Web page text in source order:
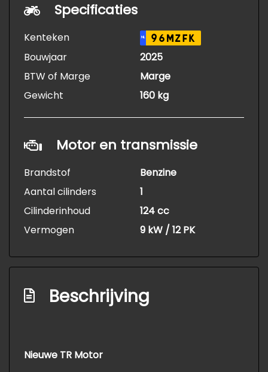
Specificaties
Kenteken NL 96MZFK
Bouwjaar
2025
BTW of Marge
Marge
Gewicht
160 kg
Motor en transmissie
Brandstof
Benzine
Aantal cilinders
1
Cilinderinhoud
124 cc
Vermogen
9 kW / 12 PK
Beschrijving
Nieuwe TR Motor